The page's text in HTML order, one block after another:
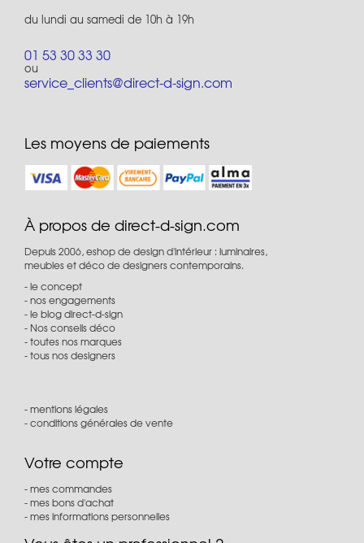
du lundi au samedi de 10h à 19h
01 53 30 33 30
ou
service_clients@direct-d-sign.com
Les moyens de paiements
À propos de direct-d-sign.com
Depuis 2006, eshop de design d'intérieur : luminaires,
meubles et déco de designers contemporains.
le concept
nos engagements
le blog direct-d-sign
Nos conseils déco
toutes nos marques
tous nos designers
mentions légales
conditions générales de vente
Votre compte
mes commandes
mes bons d'achat
mes informations personnelles